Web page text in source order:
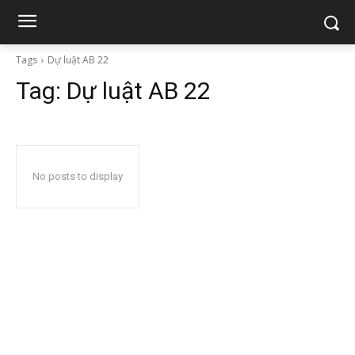
Tags Dự luật AB 22
Tag: Dự luật AB 22
No posts to display